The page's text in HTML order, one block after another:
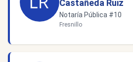
Castañeda Ruiz
Notaría Pública #10
Fresnillo